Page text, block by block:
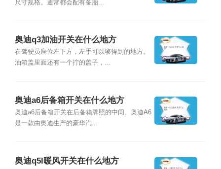
尺寸规格。通常都会配有备胎...
奥迪q3加油开关在什么地方
在驾驶员座位左下方，左手可以够得到的地方。
油箱盖里面还有一个拧的盖子，...
奥迪a6后备箱开关在什么地方
奥迪a6后备箱开关在后备箱牌照的中间。奥迪A6
是一款由奥迪生产的豪华汽...
奥迪q5l暖风开关在什么地方